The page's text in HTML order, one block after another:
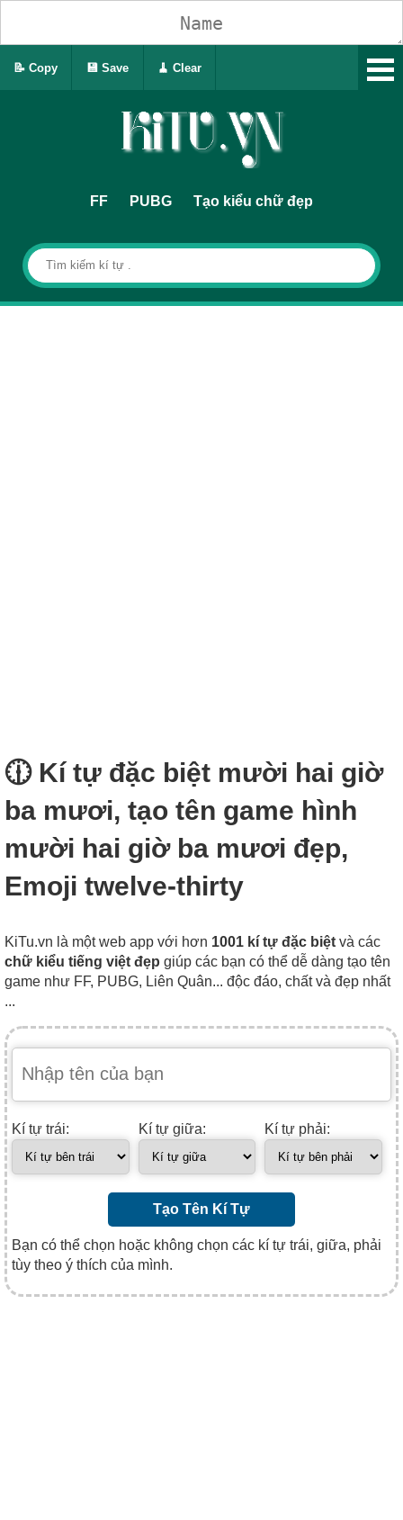
FF PUBG Tạo kiểu chữ đẹp
🕧 Kí tự đặc biệt mười hai giờ
ba mươi, tạo tên game hình
mười hai giờ ba mươi đẹp,
Emoji twelve-thirty
KiTu.vn là một web app với hơn 1001 kí tự đặc biệt và các
chữ kiểu tiếng việt đẹp giúp các bạn có thể dễ dàng tạo tên
game như FF, PUBG, Liên Quân... độc đáo, chất và đẹp nhất
...
Kí tự trái: Kí tự giữa: Kí tự phải:
Tạo Tên Kí Tự
Bạn có thể chọn hoặc không chọn các kí tự trái, giữa, phải
tùy theo ý thích của mình.
📝 Copy 💾 Save 🧹 Clear